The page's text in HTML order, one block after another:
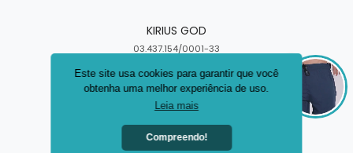
Este site usa cookies para garantir que você
obtenha uma melhor experiência de uso.
Leia mais
Compreendo!
KIRIUS GOD
03.437.154/0001-33
Criar loja virtual com a plataforma